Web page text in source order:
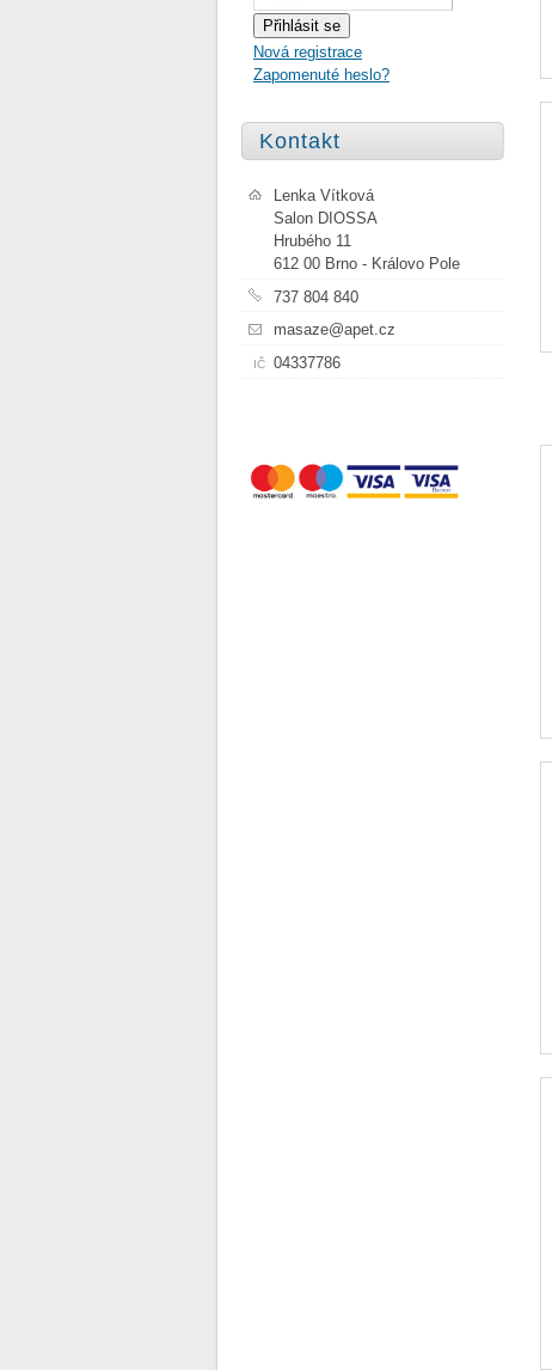
Nová registrace
Zapomenuté heslo?
Kontakt
Lenka Vítková
Salon DIOSSA
Hrubého 11
612 00 Brno - Královo Pole
737 804 840
masaze@apet.cz
IČ 04337786